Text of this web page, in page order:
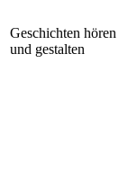
Geschichten hören
und gestalten